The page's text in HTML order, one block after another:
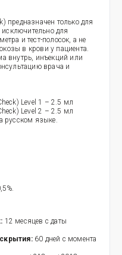
предназначен только для
для
и тест-полосок, а не
в крови у пациента.
внутрь, инъекций или
врача и
Level 1 – 2.5 мл
Level 2 – 2.5 мл
русском языке.
12 месяцев с даты
60 дней с момента